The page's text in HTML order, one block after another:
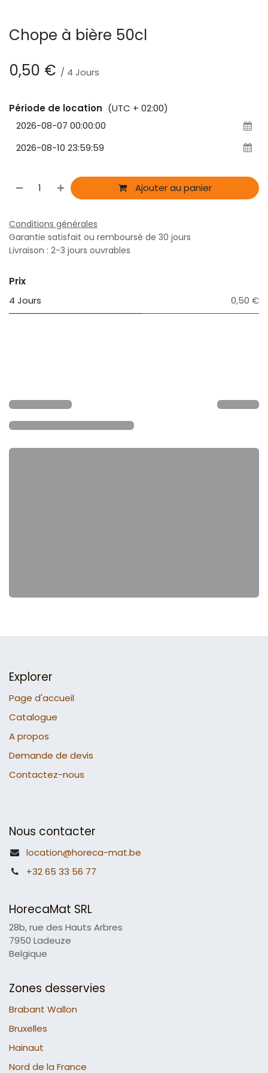
Chope à bière 50cl
0,50 € / 4 Jours
Période de location (UTC + 02:00)
Ajouter au panier
Conditions générales
Garantie satisfait ou remboursé de 30 jours
Livraison : 2-3 jours ouvrables
Prix
4 Jours
0,50 €
Explorer
Page d'accueil
Catalogue
A propos
Demande de devis
Contactez-nous
Nous contacter
location@horeca-mat.be
+32 65 33 56 77
HorecaMat SRL
28b, rue des Hauts Arbres
7950 Ladeuze
Belgique
Zones desservies
Brabant Wallon
Bruxelles
Hainaut
Nord de la France